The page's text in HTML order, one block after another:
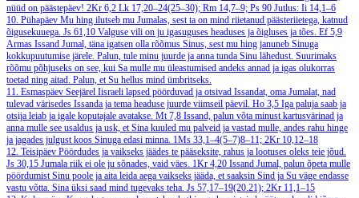
nüüd on päästepäev! 2Kr 6,2 Lk 17,20–24(25–30); Rm 14,7–9; Ps 90 Jutlus: Ii 14,1–6
10. Pühapäev Mu hing ilutseb mu Jumalas, sest ta on mind riietanud päästeriietega, katnud
õigusekuuega. Js 61,10 Valguse vili on ju igasuguses headuses ja õigluses ja tões. Ef 5,9
Armas Issand Jumal, täna igatsen olla rõõmus Sinus, sest mu hing januneb Sinuga
kokkupuutumise järele. Palun, tule minu juurde ja anna tunda Sinu lähedust. Suurimaks
rõõmu põhjuseks on see, kui Sa mulle mu üleastumised andeks annad ja igas olukorras
toetad ning aitad. Palun, et Su hellus mind ümbritseks.
11. Esmaspäev Seejärel Iisraeli lapsed pöörduvad ja otsivad Issandat, oma Jumalat, nad
tulevad värisedes Issanda ja tema headuse juurde viimseil päevil. Ho 3,5 Iga paluja saab ja
otsija leiab ja igale koputajale avatakse. Mt 7,8 Issand, palun võta minust kartusvärinad ja
anna mulle see usaldus ja usk, et Sina kuuled mu palveid ja vastad mulle, andes rahu hinge
ja jagades julgust koos Sinuga edasi minna. 1Ms 33,1–4(5–7)8–11; 2Kr 10,12–18
12. Teisipäev Pöördudes ja vaikseks jäädes te pääseksite, rahus ja lootuses oleks teie jõud.
Js 30,15 Jumala riik ei ole ju sõnades, vaid väes. 1Kr 4,20 Issand Jumal, palun õpeta mulle
pöördumist Sinu poole ja aita leida aega vaikseks jääda, et saaksin Sind ja Su väge endasse
vastu võtta. Sina üksi saad mind tugevaks teha. Js 57,17–19(20.21); 2Kr 11,1–15